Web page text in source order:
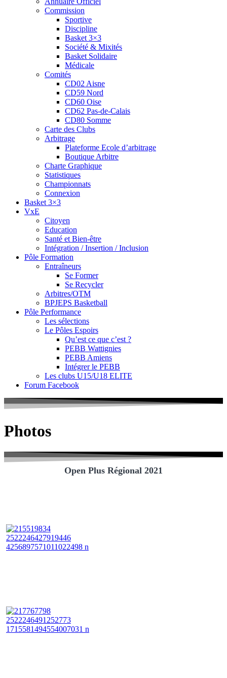
Commission
Sportive
Discipline
Basket 3×3
Société & Mixités
Basket Solidaire
Médicale
Comités
CD02 Aisne
CD59 Nord
CD60 Oise
CD62 Pas-de-Calais
CD80 Somme
Carte des Clubs
Arbitrage
Plateforme Ecole d’arbitrage
Boutique Arbitre
Charte Graphique
Statistiques
Championnats
Connexion
Basket 3×3
VxE
Citoyen
Education
Santé et Bien-être
Intégration / Insertion / Inclusion
Pôle Formation
Entraîneurs
Se Former
Se Recycler
Arbitres/OTM
BPJEPS Basketball
Pôle Performance
Les sélections
Le Pôles Espoirs
Qu’est ce que c’est ?
PEBB Wattignies
PEBB Amiens
Intégrer le PEBB
Les clubs U15/U18 ELITE
Forum Facebook
Photos
Open Plus Régional 2021